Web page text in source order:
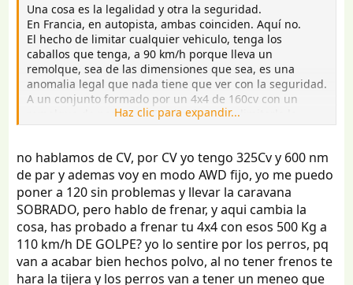
Una cosa es la legalidad y otra la seguridad.
En Francia, en autopista, ambas coinciden. Aquí no.
El hecho de limitar cualquier vehiculo, tenga los
caballos que tenga, a 90 km/h porque lleva un
remolque, sea de las dimensiones que sea, es una
anomalia legal que nada tiene que ver con la seguridad.
A un conjunto formado por un 4x4 de 160cv con un
remolque de perros de 500 kg de MMA, limitarle la
velocidad a 90km/h es un estupidez.
MMA 1000, pero que realmente pesada se va sobre 950,
me siento muy seguro circulando a velocidad de crucero
de 110 km/ h.
Haz clic para expandir...
no hablamos de CV, por CV yo tengo 325Cv y 600 nm
de par y ademas voy en modo AWD fijo, yo me puedo
poner a 120 sin problemas y llevar la caravana
SOBRADO, pero hablo de frenar, y aqui cambia la
cosa, has probado a frenar tu 4x4 con esos 500 Kg a
110 km/h DE GOLPE? yo lo sentire por los perros, pq
van a acabar bien hechos polvo, al no tener frenos te
hara la tijera y los perros van a tener un meneo que